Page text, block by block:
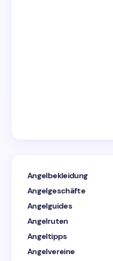
Angelbekleidung
Angelgeschäfte
Angelguides
Angelruten
Angeltipps
Angelvereine